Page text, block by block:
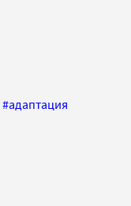
#адаптация